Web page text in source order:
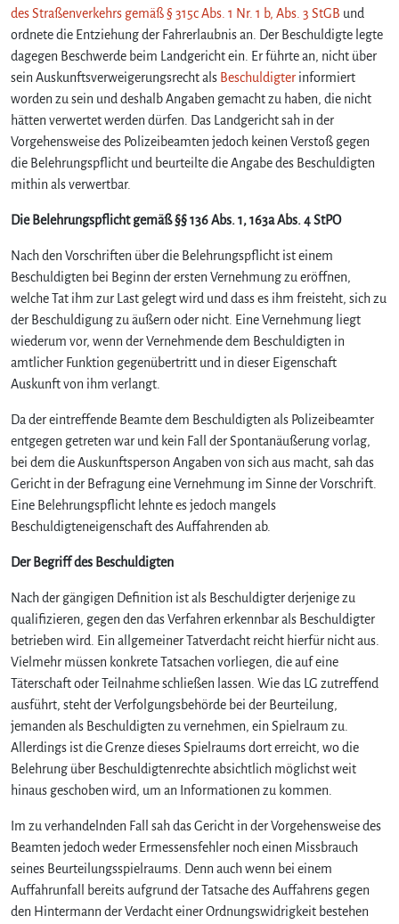
des Straßenverkehrs gemäß § 315c Abs. 1 Nr. 1 b, Abs. 3 StGB und
ordnete die Entziehung der Fahrerlaubnis an. Der Beschuldigte legte
dagegen Beschwerde beim Landgericht ein. Er führte an, nicht über
sein Auskunftsverweigerungsrecht als Beschuldigter informiert
worden zu sein und deshalb Angaben gemacht zu haben, die nicht
hätten verwertet werden dürfen. Das Landgericht sah in der
Vorgehensweise des Polizeibeamten jedoch keinen Verstoß gegen
die Belehrungspflicht und beurteilte die Angabe des Beschuldigten
mithin als verwertbar.
Die Belehrungspflicht gemäß §§ 136 Abs. 1, 163a Abs. 4 StPO
Nach den Vorschriften über die Belehrungspflicht ist einem
Beschuldigten bei Beginn der ersten Vernehmung zu eröffnen,
welche Tat ihm zur Last gelegt wird und dass es ihm freisteht, sich zu
der Beschuldigung zu äußern oder nicht. Eine Vernehmung liegt
wiederum vor, wenn der Vernehmende dem Beschuldigten in
amtlicher Funktion gegenübertritt und in dieser Eigenschaft
Auskunft von ihm verlangt.
Da der eintreffende Beamte dem Beschuldigten als Polizeibeamter
entgegen getreten war und kein Fall der Spontanäußerung vorlag,
bei dem die Auskunftsperson Angaben von sich aus macht, sah das
Gericht in der Befragung eine Vernehmung im Sinne der Vorschrift.
Eine Belehrungspflicht lehnte es jedoch mangels
Beschuldigteneigenschaft des Auffahrenden ab.
Der Begriff des Beschuldigten
Nach der gängigen Definition ist als Beschuldigter derjenige zu
qualifizieren, gegen den das Verfahren erkennbar als Beschuldigter
betrieben wird. Ein allgemeiner Tatverdacht reicht hierfür nicht aus.
Vielmehr müssen konkrete Tatsachen vorliegen, die auf eine
Täterschaft oder Teilnahme schließen lassen. Wie das LG zutreffend
ausführt, steht der Verfolgungsbehörde bei der Beurteilung,
jemanden als Beschuldigten zu vernehmen, ein Spielraum zu.
Allerdings ist die Grenze dieses Spielraums dort erreicht, wo die
Belehrung über Beschuldigtenrechte absichtlich möglichst weit
hinaus geschoben wird, um an Informationen zu kommen.
Im zu verhandelnden Fall sah das Gericht in der Vorgehensweise des
Beamten jedoch weder Ermessensfehler noch einen Missbrauch
seines Beurteilungsspielraums. Denn auch wenn bei einem
Auffahrunfall bereits aufgrund der Tatsache des Auffahrens gegen
den Hintermann der Verdacht einer Ordnungswidrigkeit bestehen